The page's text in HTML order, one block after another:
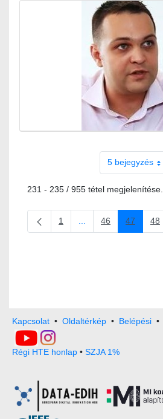
5 bejegyzés
231 - 235 / 955 tétel megjelenítése.
Oldal
1 ...Köztes oldalak
Oldal
46 Oldal
47 48
Kapcsolat • Oldaltérkép • Belépési •
Régi HTE honlap • SZJA 1%